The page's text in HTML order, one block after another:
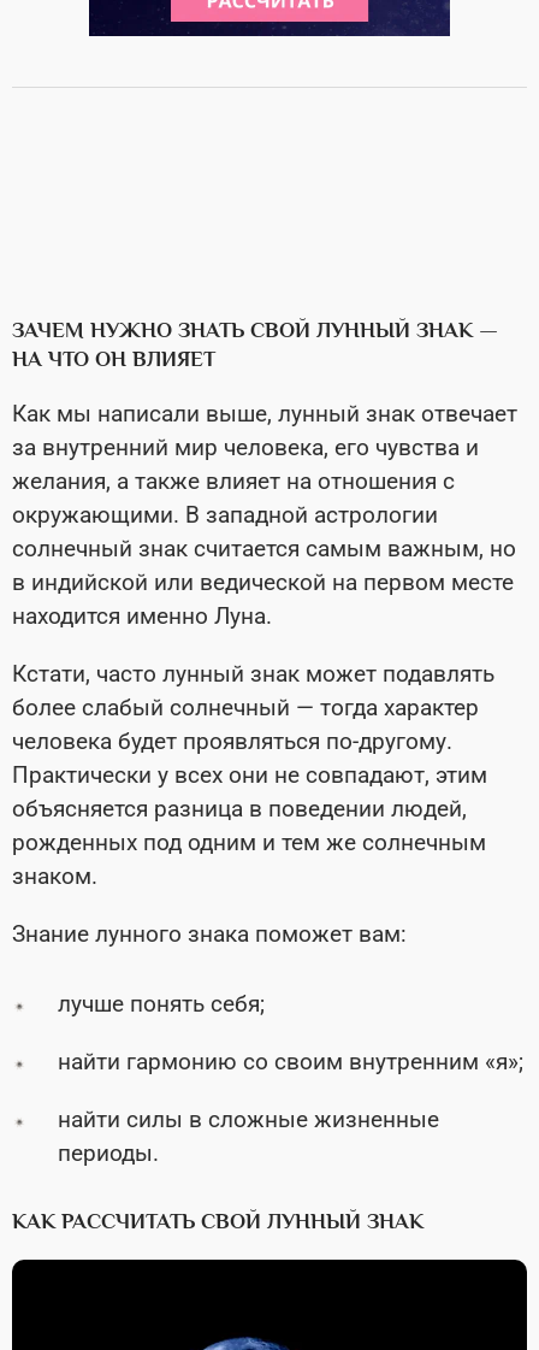
ЗАЧЕМ НУЖНО ЗНАТЬ СВОЙ ЛУННЫЙ ЗНАК —
НА ЧТО ОН ВЛИЯЕТ
Как мы написали выше, лунный знак отвечает
за внутренний мир человека, его чувства и
желания, а также влияет на отношения с
окружающими. В западной астрологии
солнечный знак считается самым важным, но
в индийской или ведической на первом месте
находится именно Луна.
Кстати, часто лунный знак может подавлять
более слабый солнечный — тогда характер
человека будет проявляться по-другому.
Практически у всех они не совпадают, этим
объясняется разница в поведении людей,
рожденных под одним и тем же солнечным
знаком.
Знание лунного знака поможет вам:
лучше понять себя;
найти гармонию со своим внутренним «я»;
найти силы в сложные жизненные
периоды.
КАК РАССЧИТАТЬ СВОЙ ЛУННЫЙ ЗНАК